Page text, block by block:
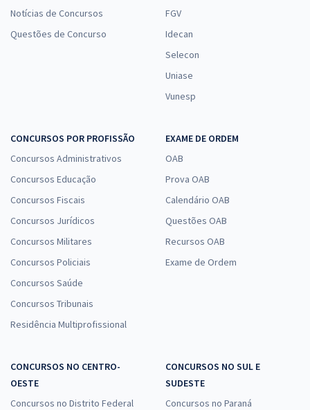
Notícias de Concursos
Questões de Concurso
FGV
Idecan
Selecon
Uniase
Vunesp
CONCURSOS POR PROFISSÃO
Concursos Administrativos
Concursos Educação
Concursos Fiscais
Concursos Jurídicos
Concursos Militares
Concursos Policiais
Concursos Saúde
Concursos Tribunais
Residência Multiprofissional
EXAME DE ORDEM
OAB
Prova OAB
Calendário OAB
Questões OAB
Recursos OAB
Exame de Ordem
CONCURSOS NO CENTRO-
OESTE
Concursos no Distrito Federal
CONCURSOS NO SUL E
SUDESTE
Concursos no Paraná